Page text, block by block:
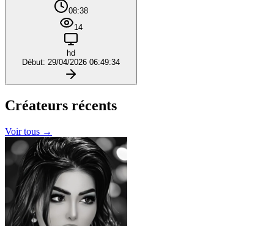
08:38
14
hd
Début: 29/04/2026 06:49:34
Créateurs récents
Voir tous →